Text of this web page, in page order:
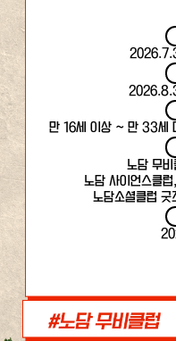
만 16세 이상 ~ 만 33세
노담 무
노담 사이언스클
노담소셜클럽